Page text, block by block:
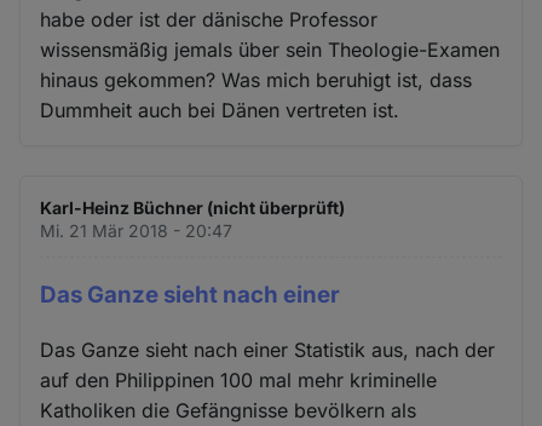
habe oder ist der dänische Professor
wissensmäßig jemals über sein Theologie-Examen
hinaus gekommen? Was mich beruhigt ist, dass
Dummheit auch bei Dänen vertreten ist.
Karl-Heinz Büchner (nicht überprüft)
Mi. 21 Mär 2018 - 20:47
Das Ganze sieht nach einer
Das Ganze sieht nach einer Statistik aus, nach der
auf den Philippinen 100 mal mehr kriminelle
Katholiken die Gefängnisse bevölkern als